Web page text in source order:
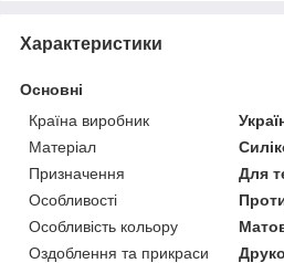
Характеристики
Основні
Країна виробник
Матеріал
Призначення
Для
Особливості
Особливість кольору
Оздоблення та прикраси